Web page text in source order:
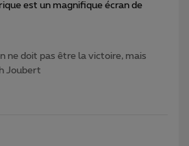
est un magnifique écran de
ne doit pas être la victoire, mais
Joubert